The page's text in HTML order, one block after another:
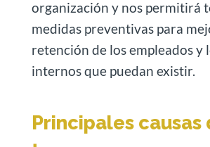
organización y nos permitirá
medidas preventivas para
retención de los empleados y
internos que puedan existir.
Principales causas